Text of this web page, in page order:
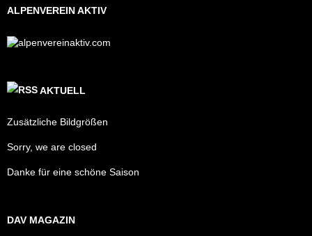
ALPENVEREIN AKTIV
AKTUELL
Zusätzliche Bildgrößen
Sorry, we are closed
Danke für eine schöne Saison
DAV MAGAZIN